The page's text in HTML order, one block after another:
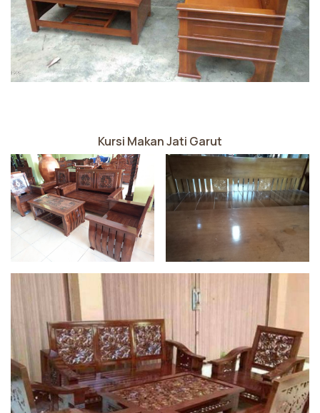
Kursi Makan Jati Garut